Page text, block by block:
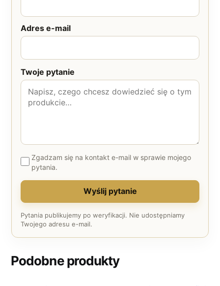
Adres e-mail
Twoje pytanie
Zgadzam się na kontakt e-mail w sprawie mojego
pytania.
Wyślij pytanie
Pytania publikujemy po weryfikacji. Nie udostępniamy
Twojego adresu e-mail.
Podobne produkty